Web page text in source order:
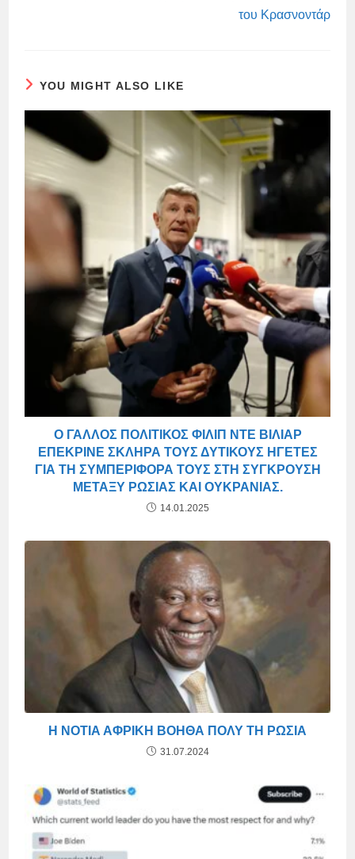
του Κρασνοντάρ
YOU MIGHT ALSO LIKE
Ο ΓΆΛΛΟΣ ΠΟΛΙΤΙΚΌΣ ΦΙΛΊΠ ΝΤΕ ΒΊΛΙΑΡ
ΕΠΈΚΡΙΝΕ ΣΚΛΗΡΆ ΤΟΥΣ ΔΥΤΙΚΟΎΣ ΗΓΈΤΕΣ
ΓΙΑ ΤΗ ΣΥΜΠΕΡΙΦΟΡΆ ΤΟΥΣ ΣΤΗ ΣΎΓΚΡΟΥΣΗ
ΜΕΤΑΞΎ ΡΩΣΊΑΣ ΚΑΙ ΟΥΚΡΑΝΊΑΣ.
14.01.2025
Η ΝΌΤΙΑ ΑΦΡΙΚΉ ΒΟΗΘΆ ΠΟΛΎ ΤΗ ΡΩΣΊΑ
31.07.2024